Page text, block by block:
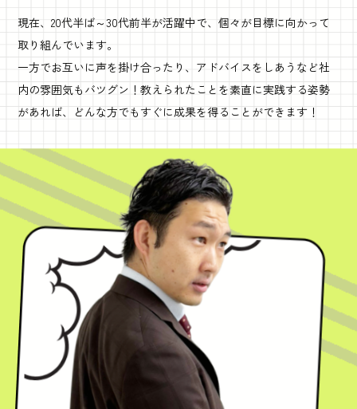
現在、20代半ば～30代前半が活躍中で、個々が目標に向かって
取り組んでいます。
一方でお互いに声を掛け合ったり、アドバイスをしあうなど社
内の雰囲気もバツグン！教えられたことを素直に実践する姿勢
があれば、どんな方でもすぐに成果を得ることができます！